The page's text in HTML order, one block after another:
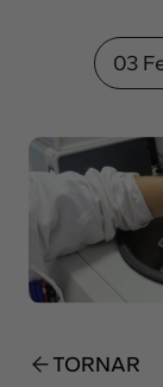
Projectes
Clients
Insights
Actualitat
Intercanvi
03
TORNAR